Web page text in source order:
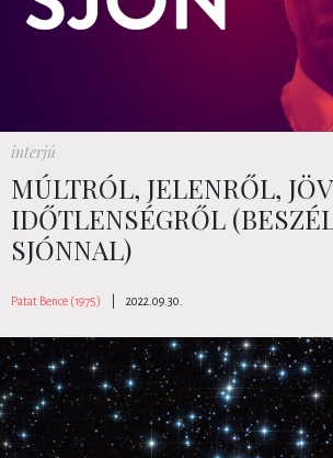
interjú
MÚLTRÓL, JELENRŐL,
IDŐTLENSÉGRŐL
SJÓNNAL)
Patat Bence (1975) 2022.09.30.